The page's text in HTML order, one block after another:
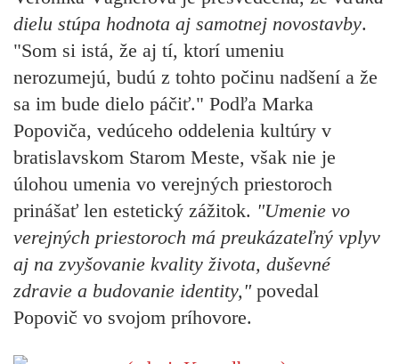
dielu stúpa hodnota aj samotnej novostavby.
"Som si istá, že aj tí, ktorí umeniu
nerozumejú, budú z tohto počinu nadšení a že
sa im bude dielo páčiť." Podľa Marka
Popoviča, vedúceho oddelenia kultúry v
bratislavskom Starom Meste, však nie je
úlohou umenia vo verejných priestoroch
prinášať len estetický zážitok. "Umenie vo
verejných priestoroch má preukázateľný vplyv
aj na zvyšovanie kvality života, duševné
zdravie a budovanie identity,"povedal
Popovič vo svojom príhovore.